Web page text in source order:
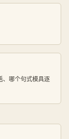
哪个句式模具逐